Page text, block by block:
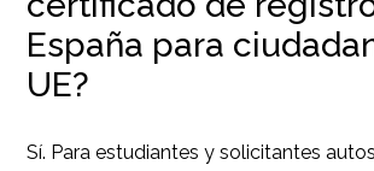
España para
UE?
Sí. Para estudiantes y solicitantes